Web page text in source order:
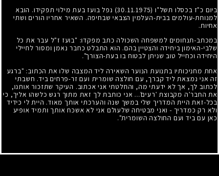
ביום כ"ז בכסלו תשל"ו (30.11.1975)
נפל בועז בעת מילוי תפקידו. הובא
למנוחת-עולמים בבית-העלמין הצבאי שבחיפה. השאיר אחריו הורים ושתי
אחיות.
במכתב-תנחומים למשפחה השכולה כתב מפקדו: "בועז ז"ל עבר את כל
שלבי-האימון ביחידה והצטיין בהם. הוא התבלט כחבר נאמן ומסור לחיילי
היחידה וכחייל טוב שניתן לבטוח בו בעת-הצורך".
אחת מחניכותיו בתנועת הנוער השאירה ליד המצבה שלו את הכתוב: "ברגע
זה אני נמצאת ליד קברך, עם חולצה שומרית ועם זר-פרחים ביד. חשבתי
לכתוב לך, אך לא ידעתי מה, והחלטתי אני אכתוב. העיקר שתזכור אותנו,
את החבר'ה מקבוצת 'רעים'... אני כותבת לך זאת מתוך רגש כלשהו אליך, כי
בכל-זאת היית המדריך שלי במשך שנה והערכתי אותך מאוד. היית לי כידיד
ולא רק כמדריך - ואני מבטיחה שלעולם אני לא אשכח אותך ותמיד אופיע
כאן עם ביד ועם החולצה השומרית".